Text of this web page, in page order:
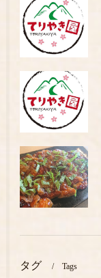
タグ Tags